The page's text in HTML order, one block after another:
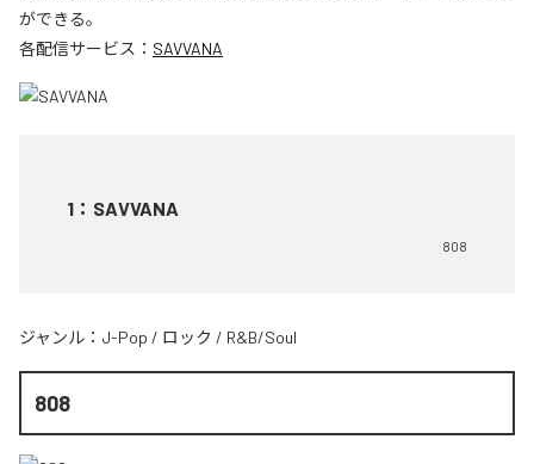
ができる。
各配信サービス： SAVVANA
1 ： SAVVANA
808
ジャンル： J-Pop / ロック / R&B/Soul
808